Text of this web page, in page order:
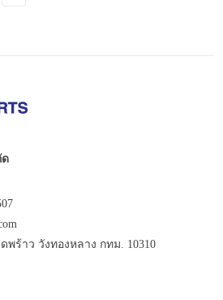
ด
พร้าว วังทองหลาง กทม. 10310